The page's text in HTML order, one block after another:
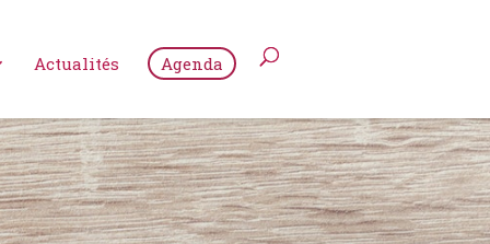
Actualités Agenda